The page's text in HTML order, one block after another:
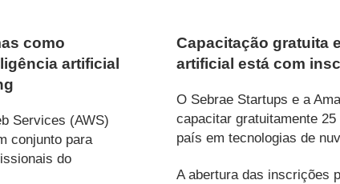
como
artificial
Services (AWS)
conjunto para
do
Capacitação gratuita
artificial está com
O Sebrae Startups e a
capacitar gratuitamente
país em tecnologias de
A abertura das inscrições